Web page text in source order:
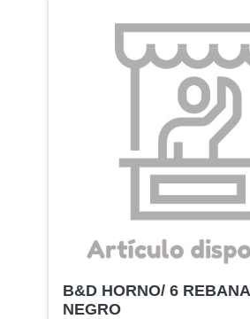
B&D HORNO/ 6
NEGRO